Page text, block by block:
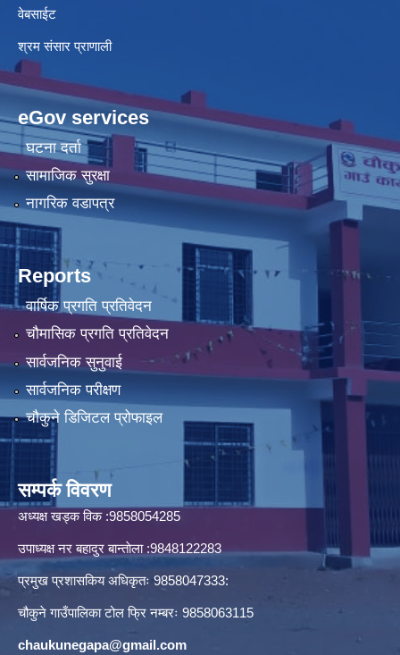
वेबसाईट
श्रम संसार प्राणाली
eGov services
घटना दर्ता
सामाजिक सुरक्षा
नागरिक वडापत्र
Reports
वार्षिक प्रगति प्रतिवेदन
चौमासिक प्रगति प्रतिवेदन
सार्वजनिक सुनुवाई
सार्वजनिक परीक्षण
चौकुने डिजिटल प्रोफाइल
सम्पर्क विवरण
अध्यक्ष खड्क विक :9858054285
उपाध्यक्ष नर बहादुर बान्ताेला :9848122283
प्रमुख प्रशासकिय अधिकृतः 9858047333:
चौकुने गाउँपालिका टोल फ्रि नम्बरः 9858063115
chaukunegapa@gmail.com